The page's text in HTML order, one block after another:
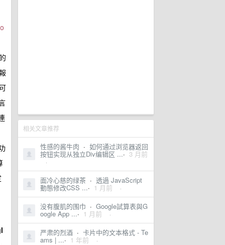
相关文章推荐
性感的酱牛肉 · 如何通过浏览器返回
按钮实现从独立Div编辑区 ...· 3 月前
·
面冷心慈的绿茶 · 透過 JavaScript
動態修改CSS ...· 1 月前 ·
没有腹肌的围巾 · Google試算表與G
oogle App ...· 1 月前 ·
严肃的烈酒 · 卡片中的文本格式 - Te
ams | ...· 1 年前 ·